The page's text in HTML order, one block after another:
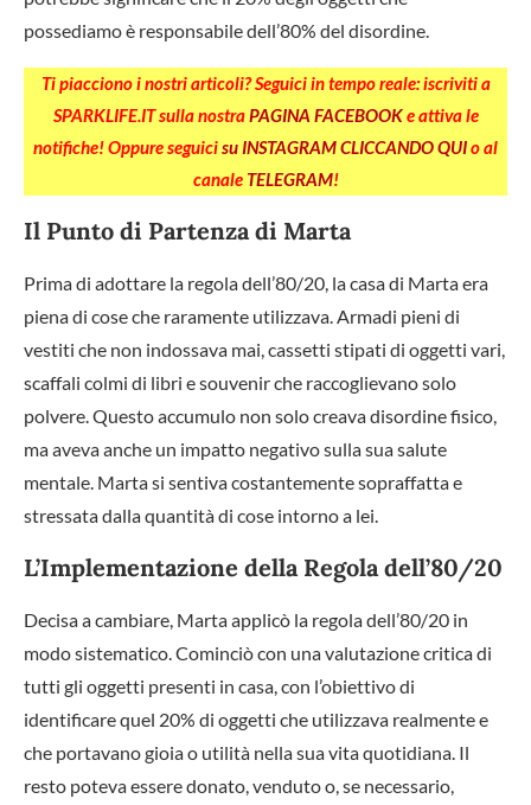
possediamo è responsabile dell’80% del disordine.
Ti piacciono i nostri articoli? Seguici in tempo reale: iscriviti a
SPARKLIFE.IT sulla nostraPAGINA FACEBOOKe attiva le
notifiche! Oppure seguicisu INSTAGRAM CLICCANDO QUIo al
canale TELEGRAM!
Il Punto di Partenza di Marta
Prima di adottare la regola dell’80/20, la casa di Marta era
piena di cose che raramente utilizzava. Armadi pieni di
vestiti che non indossava mai, cassetti stipati di oggetti vari,
scaffali colmi di libri e souvenir che raccoglievano solo
polvere. Questo accumulo non solo creava disordine fisico,
ma aveva anche un impatto negativo sulla sua salute
mentale. Marta si sentiva costantemente sopraffatta e
stressata dalla quantità di cose intorno a lei.
L’Implementazione della Regola dell’80/20
Decisa a cambiare, Marta applicò la regola dell’80/20 in
modo sistematico. Cominciò con una valutazione critica di
tutti gli oggetti presenti in casa, con l’obiettivo di
identificare quel 20% di oggetti che utilizzava realmente e
che portavano gioia o utilità nella sua vita quotidiana. Il
resto poteva essere donato, venduto o, se necessario,